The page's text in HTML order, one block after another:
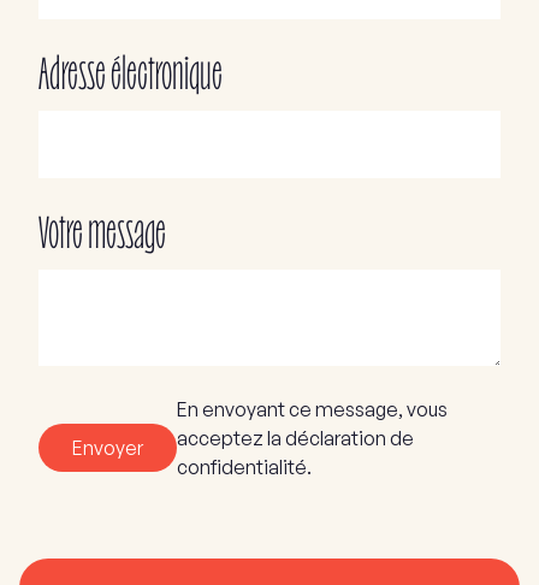
Adresse électronique
Votre message
Envoyer
En envoyant ce message, vous
acceptez la déclaration de
confidentialité.